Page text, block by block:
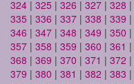
324 | 325 | 326 | 327 | 328 |
335 | 336 | 337 | 338 | 339 |
346 | 347 | 348 | 349 | 350 |
357 | 358 | 359 | 360 | 361 |
368 | 369 | 370 | 371 | 372 |
379 | 380 | 381 | 382 | 383 |